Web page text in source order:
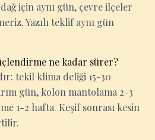
için aynı gün, çevre ilçeler
Yazılı teklif aynı gün
ne kadar sürer?
tekil klima deliği 15-30
gün, kolon mantolama 2-3
1-2 hafta. Keşif sonrası kesin